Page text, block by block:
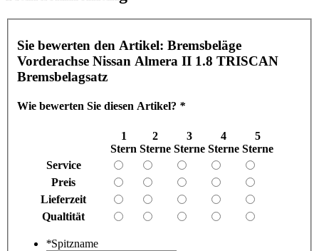
Sie bewerten den Artikel: Bremsbeläge
Vorderachse Nissan Almera II 1.8 TRISCAN
Bremsbelagsatz
Wie bewerten Sie diesen Artikel? *
1
Stern
2
Sterne
3
Sterne
4
Sterne
5
Sterne
Service
Preis
Lieferzeit
Qualtität
*Spitzname